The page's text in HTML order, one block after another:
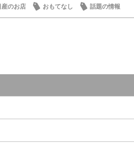
産のお店 おもてなし 話題の情報